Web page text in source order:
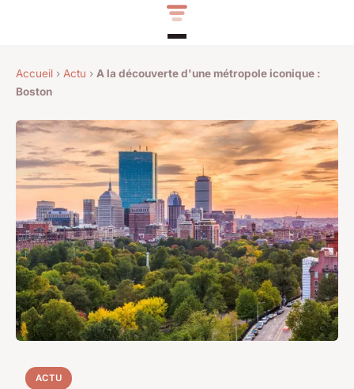
Accueil › Actu › A la découverte d'une métropole iconique :
Boston
ACTU